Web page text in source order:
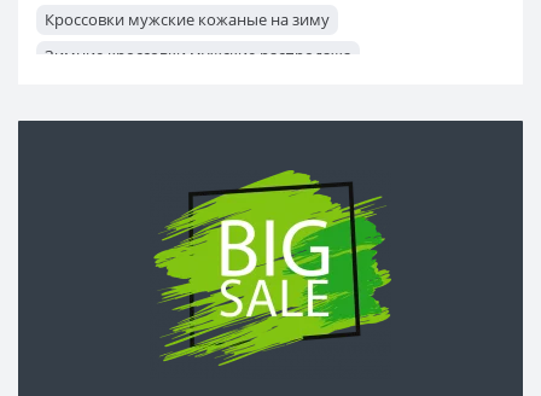
Кроссовки мужские кожаные на зиму
Зимние кроссовки мужские распродажа